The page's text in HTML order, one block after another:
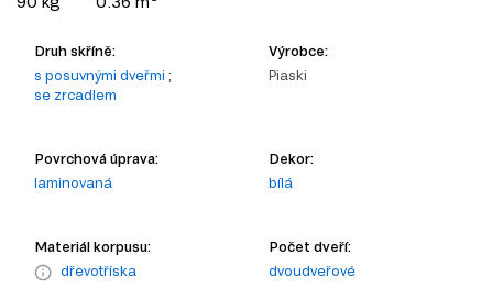
Druh skříně:
s posuvnými dveřmi ;
se zrcadlem
Výrobce:
Piaski
Povrchová úprava:
laminovaná
Dekor:
bílá
Materiál korpusu:
dřevotříska
Počet dveří:
dvoudveřové